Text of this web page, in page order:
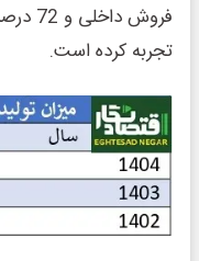
فروش داخلی و 72 درصد در
تجربه کرده است.